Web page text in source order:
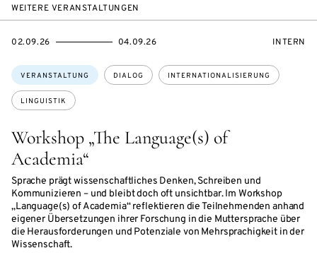
WEITERE VERANSTALTUNGEN
Workshop „The Language(s) of
Academia“
Sprache prägt wissenschaftliches Denken, Schreiben und
Kommunizieren – und bleibt doch oft unsichtbar. Im Workshop
„Language(s) of Academia“ reflektieren die Teilnehmenden anhand
eigener Übersetzungen ihrer Forschung in die Muttersprache über
die Herausforderungen und Potenziale von Mehrsprachigkeit in der
Wissenschaft.
Themen:
VERANSTALTUNG DIALOG INTERNATIONALISIERUNG
LINGUISTIK
EVENTBEGINSON
02.09.26
EVENTENDSON 04.09.26 INTERN